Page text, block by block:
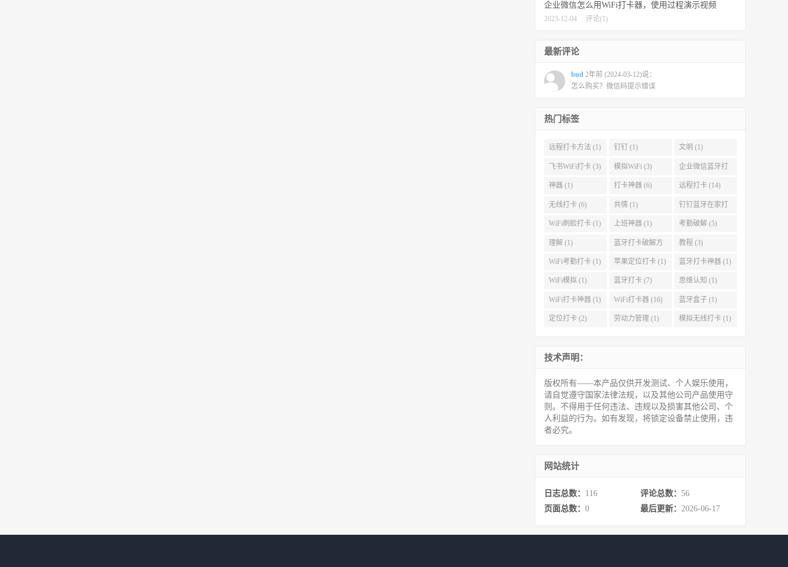
企业微信怎么用WiFi打卡器，使用过程演示视频
2023-12-04 评论(1)
最新评论
bud 2年前 (2024-03-12)说：
怎么购买？微信码提示错误
热门标签
远程打卡方法 (1) 钉钉 (1) 文明 (1)
飞书WiFi打卡 (3) 模拟WiFi (3) 企业微信蓝牙打
卡 (1)
神器 (1) 打卡神器 (6) 远程打卡 (14)
无线打卡 (6) 共情 (1) 钉钉蓝牙在家打
卡 (1)
WiFi刷脸打卡 (1) 上班神器 (1) 考勤破解 (5)
理解 (1) 蓝牙打卡破解方
法 (1)
教程 (3)
WiFi考勤打卡 (1) 苹果定位打卡 (1) 蓝牙打卡神器 (1)
WiFi模拟 (1) 蓝牙打卡 (7) 思维认知 (1)
WiFi打卡神器 (1) WiFi打卡器 (16) 蓝牙盒子 (1)
定位打卡 (2) 劳动力管理 (1) 模拟无线打卡 (1)
技术声明：
版权所有——本产品仅供开发测试、个人娱乐使用，
请自觉遵守国家法律法规，以及其他公司产品使用守
则。不得用于任何违法、违规以及损害其他公司、个
人利益的行为。如有发现，将锁定设备禁止使用，违
者必究。
网站统计
日志总数： 116 评论总数： 56
页面总数： 0 最后更新： 2026-06-17